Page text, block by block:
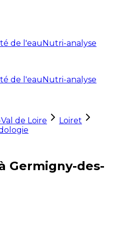
de l'eauNutri-analyse
de l'eauNutri-analyse
de Loire
Loiret
Germigny-des-